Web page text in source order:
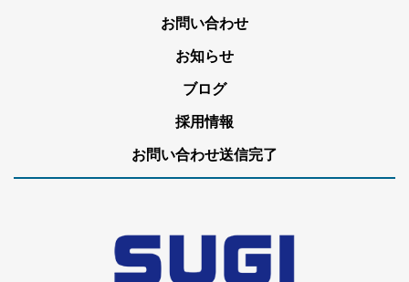
お問い合わせ
お知らせ
ブログ
採用情報
お問い合わせ送信完了